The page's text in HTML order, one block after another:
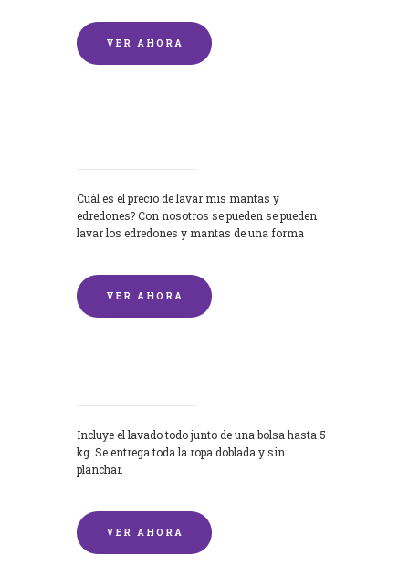
VER AHORA
Cuál es el precio de lavar mis mantas y
edredones? Con nosotros se pueden se pueden
lavar los edredones y mantas de una forma
VER AHORA
Incluye el lavado todo junto de una bolsa hasta 5
kg. Se entrega toda la ropa doblada y sin
planchar.
VER AHORA